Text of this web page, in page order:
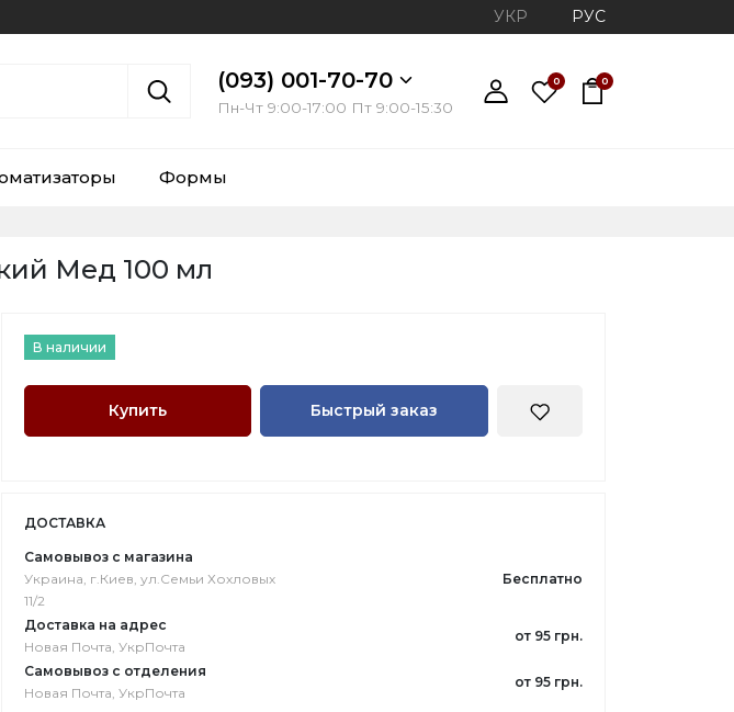
УКР РУС
(093) 001-70-70
Пн-Чт 9:00-17:00 Пт 9:00-15:30
0 0
Формы
Мед 100 мл
В наличии
Купить Быстрый заказ
ДОСТАВКА
Самовывоз с магазина
Украина, г.Киев, ул.Семьи Хохловых
11/2
Бесплатно
Доставка на адрес
Новая Почта, УкрПочта
от 95 грн.
Самовывоз с отделения
Новая Почта, УкрПочта
от 95 грн.